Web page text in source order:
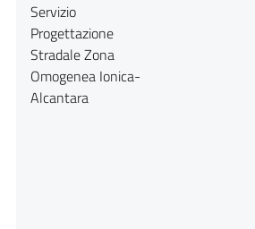
Servizio
Progettazione
Stradale Zona
Omogenea Ionica-
Alcantara